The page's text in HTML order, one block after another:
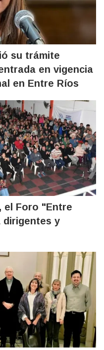
su trámite
en vigencia
en Entre Ríos
el Foro "Entre
dirigentes y